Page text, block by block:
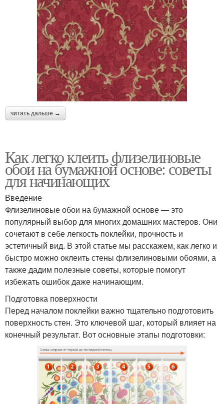
читать дальше →
Как легко клеить флизелиновые
обои на бумажной основе: советы
для начинающих
Введение
Флизелиновые обои на бумажной основе — это
популярный выбор для многих домашних мастеров. Они
сочетают в себе легкость поклейки, прочность и
эстетичный вид. В этой статье мы расскажем, как легко и
быстро можно оклеить стены флизелиновыми обоями, а
также дадим полезные советы, которые помогут
избежать ошибок даже начинающим.
Подготовка поверхности
Перед началом поклейки важно тщательно подготовить
поверхность стен. Это ключевой шаг, который влияет на
конечный результат. Вот основные этапы подготовки: